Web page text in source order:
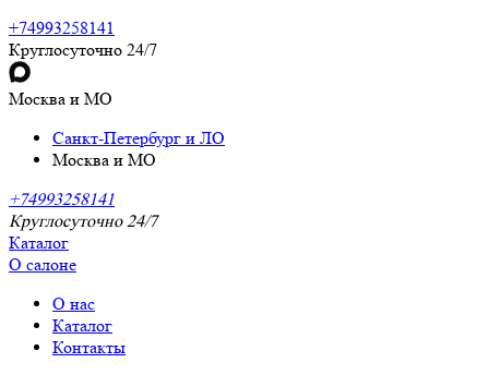
+74993258141
Круглосуточно 24/7
Москва и МО
Санкт-Петербург и ЛО
Москва и МО
+74993258141
Круглосуточно 24/7
Каталог
О салоне
О нас
Каталог
Контакты